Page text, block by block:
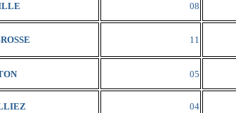
08
11
05
04